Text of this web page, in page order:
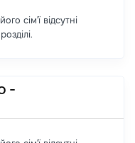
сім'ї відсутні
-